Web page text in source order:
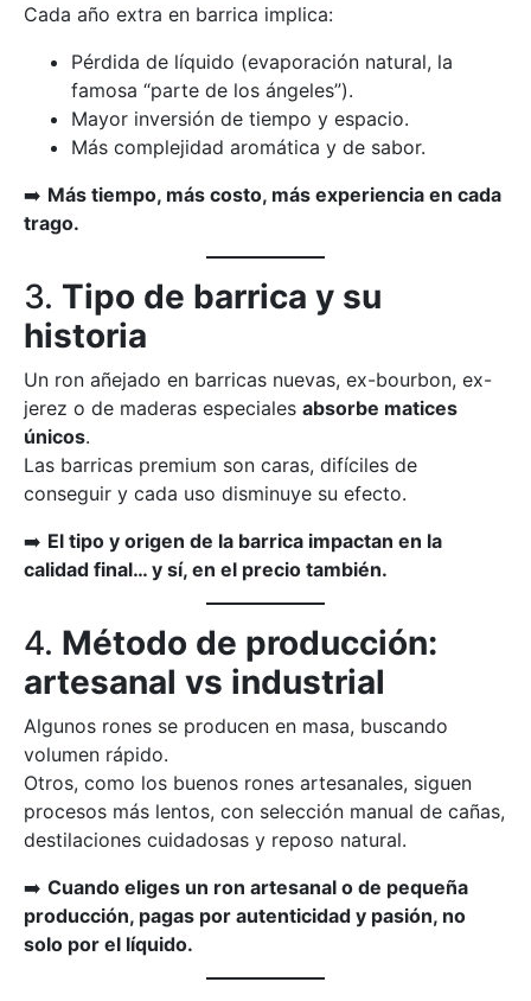
Cada año extra en barrica implica:
Pérdida de líquido (evaporación natural, la
famosa “parte de los ángeles”).
Mayor inversión de tiempo y espacio.
Más complejidad aromática y de sabor.
➡️ Más tiempo, más costo, más experiencia en cada
trago.
3. Tipo de barrica y su
historia
Un ron añejado en barricas nuevas, ex-bourbon, ex-
jerez o de maderas especiales absorbe matices
únicos.
Las barricas premium son caras, difíciles de
conseguir y cada uso disminuye su efecto.
➡️ El tipo y origen de la barrica impactan en la
calidad final… y sí, en el precio también.
4. Método de producción:
artesanal vs industrial
Algunos rones se producen en masa, buscando
volumen rápido.
Otros, como los buenos rones artesanales, siguen
procesos más lentos, con selección manual de cañas,
destilaciones cuidadosas y reposo natural.
➡️ Cuando eliges un ron artesanal o de pequeña
producción, pagas por autenticidad y pasión, no
solo por el líquido.